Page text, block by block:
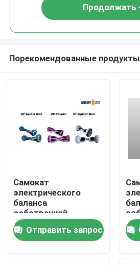
Дом
Продукты
Продолжать
Порекомендованные продукты
Самокат
электрического
баланса
собственной
личности 6 дюймов
Отправить запрос